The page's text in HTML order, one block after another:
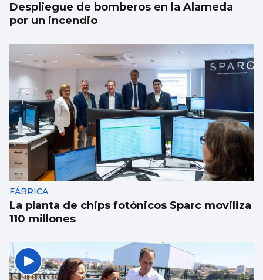
Despliegue de bomberos en la Alameda
por un incendio
FÁBRICA
La planta de chips fotónicos Sparc moviliza
110 millones